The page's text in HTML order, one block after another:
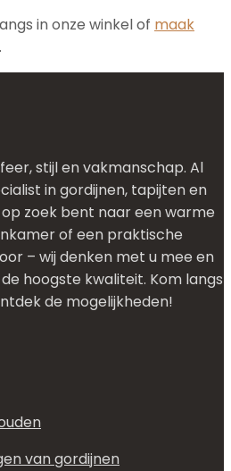
in onze winkel of maak
stijl en vakmanschap. Al
in gordijnen, tapijten en
zoek bent naar een warme
of een praktische
– wij denken met u mee en
hoogste kwaliteit. Kom langs
de mogelijkheden!
van gordijnen